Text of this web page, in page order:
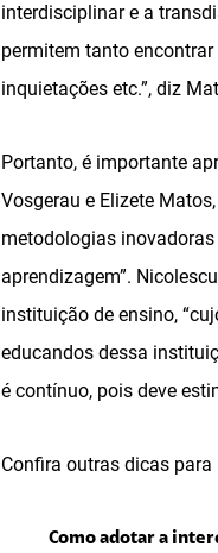
interdisciplinar e a
permitem tanto
inquietações etc.”, diz
Portanto, é importante
Vosgerau e Elizete
metodologias
aprendizagem”.
instituição de ensino,
educandos dessa
é contínuo, pois deve
Confira outras dicas
Como adotar a